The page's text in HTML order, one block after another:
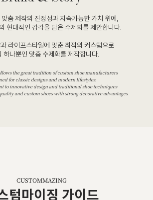
춤 제작의 진정성과 지속가능한 가치 위에,
현대적인 감각을 담은 수제화를 제안합니다.
라이프스타일에 맞춘 최적의 커스텀으로
하나뿐인 맞춤 수제화를 제작합니다.
the great tradition of custom shoe manufacturers
for classic designs and modern lifestyles.
to innovative design and traditional shoe techniques
and custom shoes with strong decorative advantages.
CUSTOMMAZING
텀마이징 가이드